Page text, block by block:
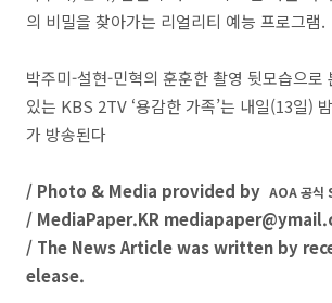
의 비밀을 찾아가는 리얼리티 예능 프로그램.
박주미-설현-민혁의 훈훈한 촬영 뒷모습으로
있는 KBS 2TV ‘용감한 가족’는 내일(13일)
가 방송된다
/ Photo & Media provided by AOA 공식
/ MediaPaper.KR
/ The News Article was written by
elease.